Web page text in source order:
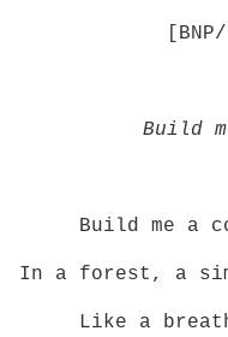
Build
Build me a
In a forest, a
Like a breath